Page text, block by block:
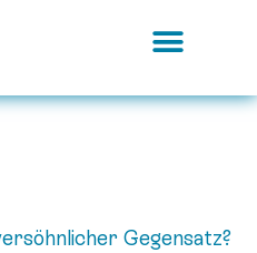
Gegensatz?